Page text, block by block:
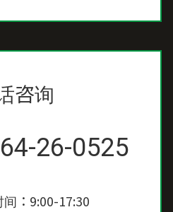
咨询
26-0525
：9:00-17:30